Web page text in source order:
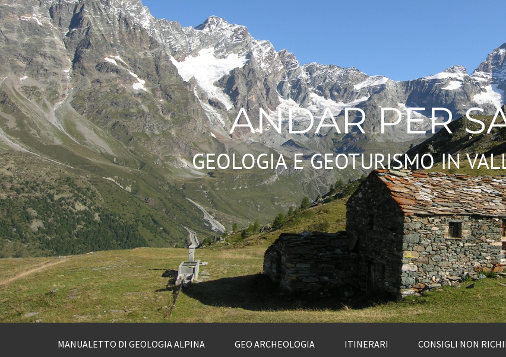
ANDAR PER
GEOLOGIA E GEOTURISMO IN
MANUALETTO DI GEOLOGIA ALPINA GEO ARCHEOLOGIA ITINERARI CONSIGLI NON